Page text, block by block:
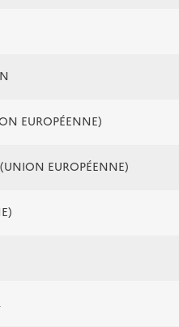
EUROPÉENNE)
EUROPÉENNE)